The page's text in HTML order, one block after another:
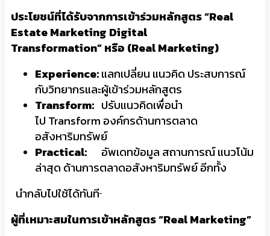
ประโยชน์ที่ได้รับจากการเข้าร่วมหลักสูตร “Real
Estate Marketing Digital
Transformation” หรือ (Real Marketing)
Experience:แลกเปลี่ยน แนวคิด ประสบการณ์
กับวิทยากรและผู้เข้าร่วมหลักสูตร
Transform: ปรับแนวคิดเพื่อนำ
ไป Transform องค์กรด้านการตลาด
อสังหาริมทรัพย์
Practical: อัพเดทข้อมูล สถานการณ์ แนวโน้ม
ล่าสุด ด้านการตลาดอสังหาริมทรัพย์ อีกทั้ง
นำกลับไปใช้ได้ทันที
ผู้ที่เหมาะสมในการเข้าหลักสูตร “Real Marketing”